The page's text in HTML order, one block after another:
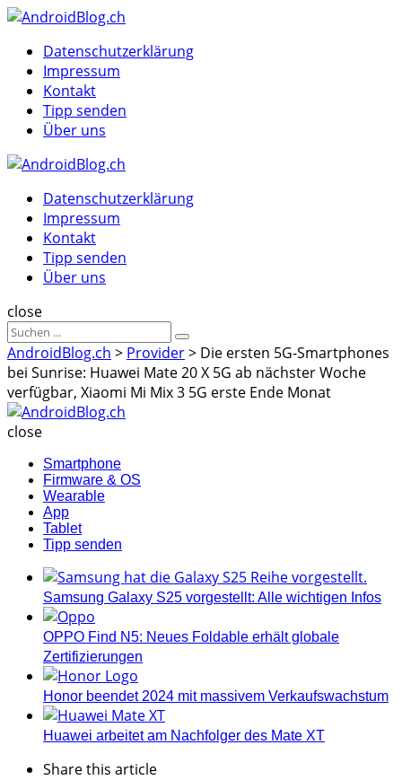
Menu
MenuDatenschutzerklärung
Impressum
Kontakt
Tipp senden
Über uns
Datenschutzerklärung
Impressum
Kontakt
Tipp senden
Über uns
Suche
close
Sucheergebnisse
für
Suche
AndroidBlog.ch > Provider> Die ersten 5G-Smartphones
bei Sunrise: Huawei Mate 20 X 5G ab nächster Woche
verfügbar, Xiaomi Mi Mix 3 5G erste Ende Monat
close
Smartphone
Firmware & OS
Wearable
App
Tablet
Tipp senden
Samsung Galaxy S25 vorgestellt: Alle wichtigen Infos
OPPO Find N5: Neues Foldable erhält globale
Zertifizierungen
Honor beendet 2024 mit massivem Verkaufswachstum
Huawei arbeitet am Nachfolger des Mate XT
Sharethis article